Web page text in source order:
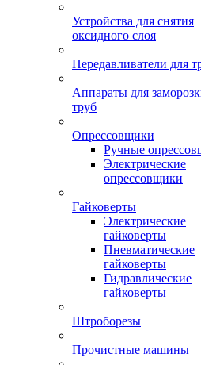
Устройства для снятия
оксидного слоя
Передавливатели для
Аппараты для
труб
Опрессовщики
Ручные
Электрические
опрессовщики
Гайковерты
Электрические
гайковерты
Пневматические
гайковерты
Гидравлические
гайковерты
Штроборезы
Прочистные машины